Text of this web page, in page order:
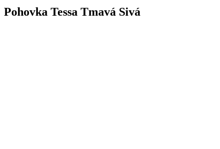
Pohovka Tessa Tmavá Sivá